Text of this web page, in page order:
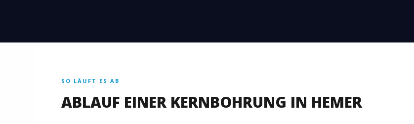
SO LÄUFT ES AB
ABLAUF EINER KERNBOHRUNG IN HEMER